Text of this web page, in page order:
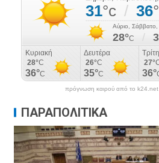
πρόγνωση καιρού από το k24.net
ΠΑΡΑΠΟΛΙΤΙΚΑ